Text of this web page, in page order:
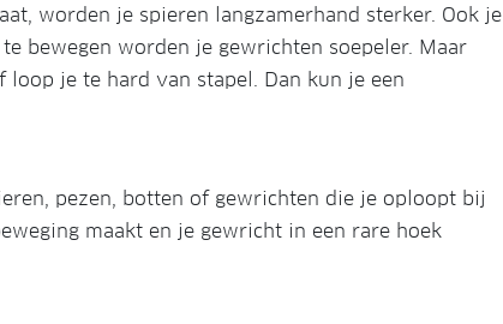
worden je spieren langzamerhand sterker. Ook je
bewegen worden je gewrichten soepeler. Maar
je te hard van stapel. Dan kun je een
pezen, botten of gewrichten die je oploopt bij
maakt en je gewricht in een rare hoek